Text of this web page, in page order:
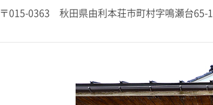
〒015-0363 秋田県由利本荘市町村字鳴瀬台65-1